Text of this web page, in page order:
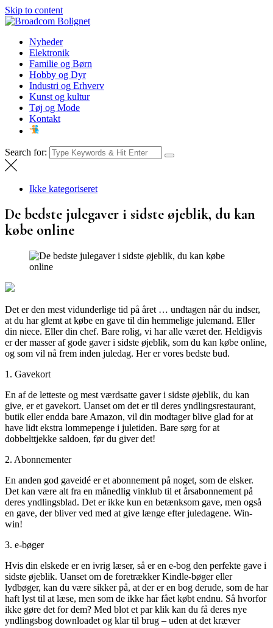
Skip to content
Broadcom Bolignet
NyhederNyheder
Elektronik
Familie og Børn
Hobby og Dyr
Industri og Erhverv
Kunst og kultur
Tøj og Mode
Kontakt
Search for:
Ikke kategoriseret
De bedste julegaver i sidste øjeblik, du kan
købe online
Det er den mest vidunderlige tid på året … undtagen når du indser,
at du har glemt at købe en gave til din hemmelige julemand. Eller
din niece. Eller din chef. Bare rolig, vi har alle været der. Heldigvis
er der masser af gode gaver i sidste øjeblik, som du kan købe online,
og som vil nå frem inden juledag. Her er vores bedste bud.
1. Gavekort
En af de letteste og mest værdsatte gaver i sidste øjeblik, du kan
give, er et gavekort. Uanset om det er til deres yndlingsrestaurant,
butik eller endda bare Amazon, vil din modtager blive glad for at
have lidt ekstra lommepenge i juletiden. Bare sørg for at
dobbelttjekke saldoen, før du giver det!
2. Abonnementer
En anden god gaveidé er et abonnement på noget, som de elsker.
Det kan være alt fra en månedlig vinklub til et årsabonnement på
deres yndlingsblad. Det er ikke kun en betænksom gave, men også
en gave, der bliver ved med at give længe efter juledagene. Win-
win!
3. e-bøger
Hvis din elskede er en ivrig læser, så er en e-bog den perfekte gave i
sidste øjeblik. Uanset om de foretrækker Kindle-bøger eller
lydbøger, kan du være sikker på, at der er en bog derude, som de har
haft lyst til at læse, men som de ikke har fået købt endnu. Så hvorfor
ikke gøre det for dem? Med blot et par klik kan du få deres nye
yndlingsbog downloadet og klar til brug – uden at det kræver